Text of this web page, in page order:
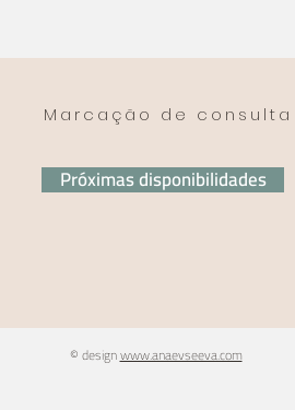
Marcação de consulta
Próximas disponibilidades
© designwww.anaevseeva.com